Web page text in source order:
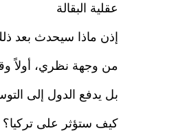
عقلية البقالة
إذن ماذا سيحدث بعد
من وجهة نظري، أولاً
بل يدفع الدول إلى
كيف ستؤثر على تركيا؟